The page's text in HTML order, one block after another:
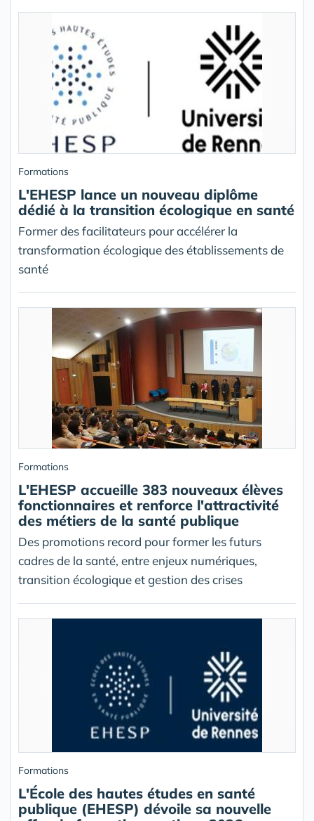
Formations
L'EHESP lance un nouveau diplôme
dédié à la transition écologique en santé
Former des facilitateurs pour accélérer la
transformation écologique des établissements de
santé
Formations
L'EHESP accueille 383 nouveaux élèves
fonctionnaires et renforce l'attractivité
des métiers de la santé publique
Des promotions record pour former les futurs
cadres de la santé, entre enjeux numériques,
transition écologique et gestion des crises
Formations
L'École des hautes études en santé
publique (EHESP) dévoile sa nouvelle